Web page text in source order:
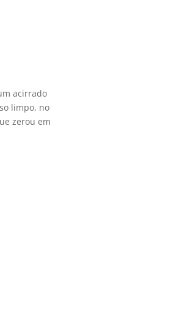
acirrado
limpo, no
zerou em